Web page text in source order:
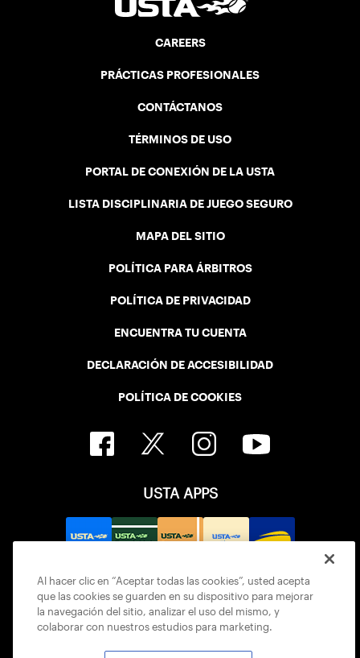
CAREERS
PRÁCTICAS PROFESIONALES
CONTÁCTANOS
TÉRMINOS DE USO
PORTAL DE CONEXIÓN DE LA USTA
LISTA DISCIPLINARIA DE JUEGO SEGURO
MAPA DEL SITIO
POLÍTICA PARA ÁRBITROS
POLÍTICA DE PRIVACIDAD
ENCUENTRA TU CUENTA
DECLARACIÓN DE ACCESIBILIDAD
POLÍTICA DE COOKIES
USTA APPS
Al hacer clic en “Aceptar todas las cookies”, usted acepta
que las cookies se guarden en su dispositivo para mejorar
la navegación del sitio, analizar el uso del mismo, y
colaborar con nuestros estudios para marketing.